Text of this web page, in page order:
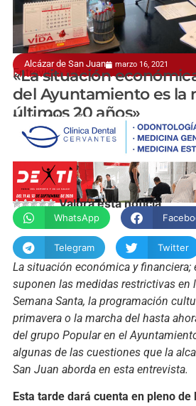
Alcázar de San Juan marzo 16, 2021
Entrevista a Rosa Melchor
«La situación
del Ayuntamiento es la
últimos 20 años»
Nuria Villacañas
Valora esta noticia
WhatsApp
Telegram Twitter
La situación económica y financiera;
suponen las medidas restrictivas en
Semana Santa, la programación
primavera o la marcha del hasta
del grupo Popular en el
algunas de las cuestiones que la
San Juan aborda en esta entrevista.
Esta tarde dará cuenta en pleno de